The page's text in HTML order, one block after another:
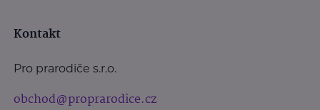
Kontakt
Pro prarodiče s.r.o.
obchod@proprarodice.cz